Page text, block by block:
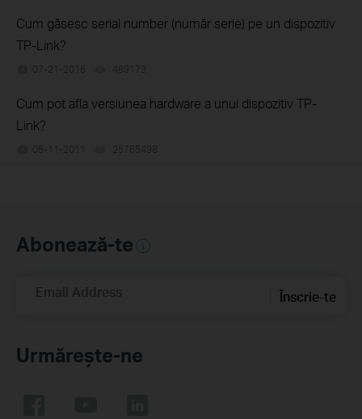
Cum găsesc serial number (număr serie) pe un dispozitiv
TP-Link?
07-21-2016 489173
Cum pot afla versiunea hardware a unui dispozitiv TP-
Link?
05-11-2011 25765498
Abonează-te
Email Address Înscrie-te
Urmărește-ne